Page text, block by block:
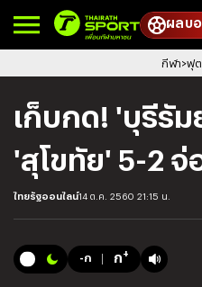
ผลบ
กีฬา ฟุ
เก็บกด! 'บุรีรัม
'สุโขทัย' 5-2
ไทยรัฐออนไลน์14 ต.ค. 2560 21:15 น.
-ก ก+